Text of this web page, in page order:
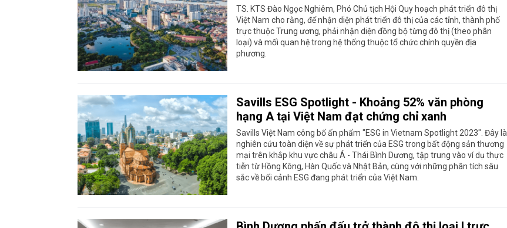
TS. KTS Đào Ngọc Nghiêm, Phó Chủ tịch Hội Quy hoạch phát triển đô thị
Việt Nam cho rằng, để nhận diện phát triển đô thị của các tỉnh, thành phố
trực thuộc Trung ương, phải nhận diện đồng bộ từng đô thị (theo phân
loại) và mối quan hệ trong hệ thống thuộc tổ chức chính quyền địa
phương.
Savills ESG Spotlight - Khoảng 52% văn phòng
hạng A tại Việt Nam đạt chứng chỉ xanh
Savills Việt Nam công bố ấn phẩm "ESG in Vietnam Spotlight 2023". Đây là
nghiên cứu toàn diện về sự phát triển của ESG trong bất động sản thương
mại trên khắp khu vực châu Á - Thái Bình Dương, tập trung vào ví dụ thực
tiễn từ Hồng Kông, Hàn Quốc và Nhật Bản, cùng với những phân tích sâu
sắc về bối cảnh ESG đang phát triển của Việt Nam.